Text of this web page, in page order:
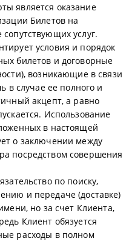
является оказание
Билетов на
услуг.
условия и порядок
билетов и договорные
возникающие в связи
в случае ее полного и
акцепт, а равно
Использование
в настоящей
о заключении между
посредством совершения
по поиску,
и передаче (доставке)
но за счет Клиента,
Клиент обязуется
расходы в полном